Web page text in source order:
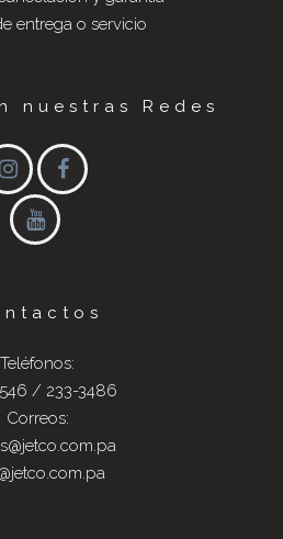
entrega o servicio
nuestras Redes
Teléfonos:
/ 233-3486
Correos: